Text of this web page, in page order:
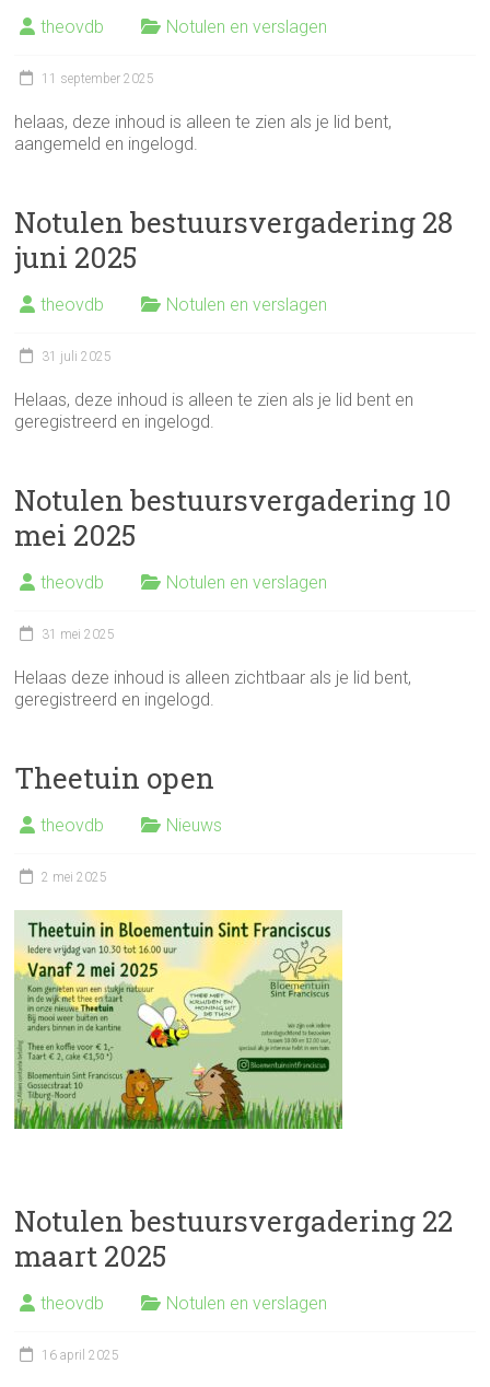
theovdb Notulen en verslagen
11 september 2025
helaas, deze inhoud is alleen te zien als je lid bent,
aangemeld en ingelogd.
Notulen bestuursvergadering 28
juni 2025
theovdb Notulen en verslagen
31 juli 2025
Helaas, deze inhoud is alleen te zien als je lid bent en
geregistreerd en ingelogd.
Notulen bestuursvergadering 10
mei 2025
theovdb Notulen en verslagen
31 mei 2025
Helaas deze inhoud is alleen zichtbaar als je lid bent,
geregistreerd en ingelogd.
Theetuin open
theovdb Nieuws
2 mei 2025
Notulen bestuursvergadering 22
maart 2025
theovdb Notulen en verslagen
16 april 2025